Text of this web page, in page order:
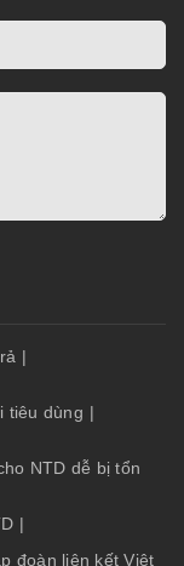
|
tiêu dùng |
NTD dễ bị tổn
|
đoàn liên kết Việt